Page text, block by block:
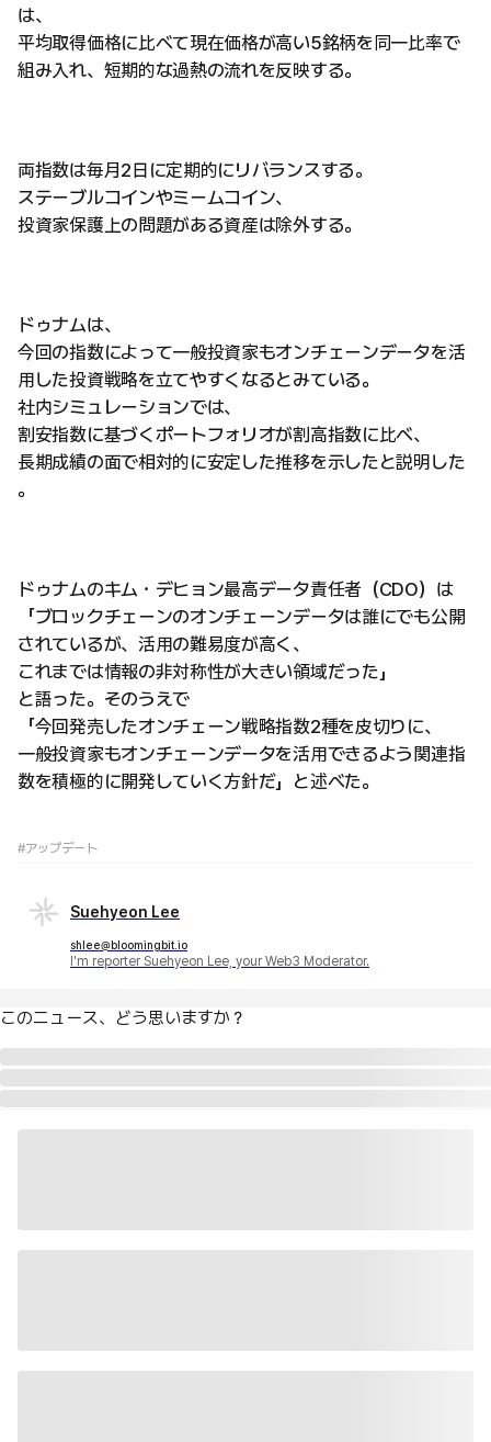
は、
平均取得価格に比べて現在価格が高い5銘柄を同一比率で
組み入れ、短期的な過熱の流れを反映する。
両指数は毎月2日に定期的にリバランスする。
ステーブルコインやミームコイン、
投資家保護上の問題がある資産は除外する。
ドゥナムは、
今回の指数によって一般投資家もオンチェーンデータを活
用した投資戦略を立てやすくなるとみている。
社内シミュレーションでは、
割安指数に基づくポートフォリオが割高指数に比べ、
長期成績の面で相対的に安定した推移を示したと説明した
。
ドゥナムのキム・デヒョン最高データ責任者（CDO）は
「ブロックチェーンのオンチェーンデータは誰にでも公開
されているが、活用の難易度が高く、
これまでは情報の非対称性が大きい領域だった」
と語った。そのうえで
「今回発売したオンチェーン戦略指数2種を皮切りに、
一般投資家もオンチェーンデータを活用できるよう関連指
数を積極的に開発していく方針だ」と述べた。
#アップデート
Suehyeon Lee
shlee@bloomingbit.io
I'm reporter Suehyeon Lee, your Web3 Moderator.
このニュース、どう思いますか？